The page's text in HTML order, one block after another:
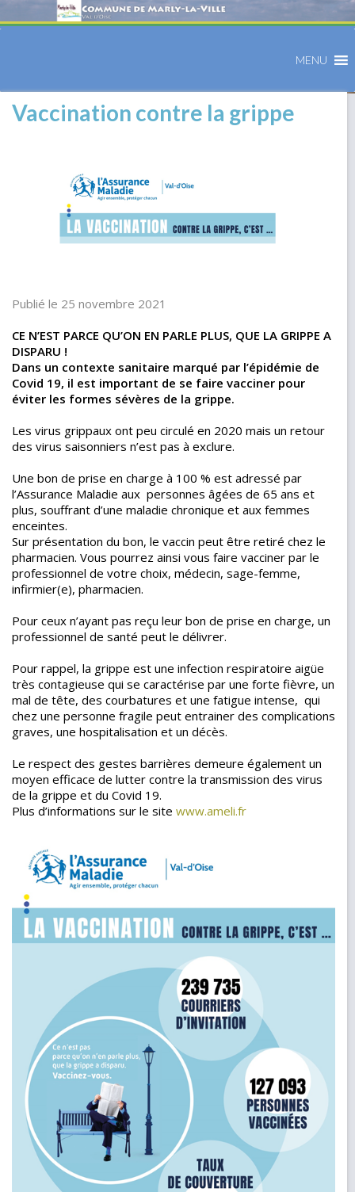
MENU
Vaccination contre la grippe
Publié le 25 novembre 2021
CE N’EST PARCE QU’ON EN PARLE PLUS, QUE LA GRIPPE A
DISPARU !
Dans un contexte sanitaire marqué par l’épidémie de
Covid 19, il est important de se faire vacciner pour
éviter les formes sévères de la grippe.
Les virus grippaux ont peu circulé en 2020 mais un retour
des virus saisonniers n’est pas à exclure.
Une bon de prise en charge à 100 % est adressé par
l’Assurance Maladie aux personnes âgées de 65 ans et
plus, souffrant d’une maladie chronique et aux femmes
enceintes.
Sur présentation du bon, le vaccin peut être retiré chez le
pharmacien. Vous pourrez ainsi vous faire vacciner par le
professionnel de votre choix, médecin, sage-femme,
infirmier(e), pharmacien.
Pour ceux n’ayant pas reçu leur bon de prise en charge, un
professionnel de santé peut le délivrer.
Pour rappel, la grippe est une infection respiratoire aigüe
très contagieuse qui se caractérise par une forte fièvre, un
mal de tête, des courbatures et une fatigue intense, qui
chez une personne fragile peut entrainer des complications
graves, une hospitalisation et un décès.
Le respect des gestes barrières demeure également un
moyen efficace de lutter contre la transmission des virus
de la grippe et du Covid 19.
Plus d’informations sur le site www.ameli.fr